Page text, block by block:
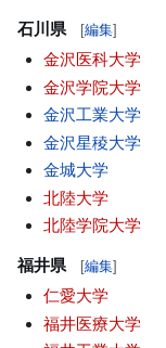
石川県 [編集]
金沢医科大学
金沢学院大学
金沢工業大学
金沢星稜大学
金城大学
北陸大学
北陸学院大学
福井県 [編集]
仁愛大学
福井医療大学